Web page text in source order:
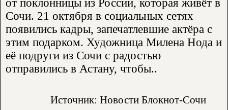
от поклонницы из России, которая живёт в
Сочи. 21 октября в социальных сетях
появились кадры, запечатлевшие актёра с
этим подарком. Художница Милена Нода и
её подруги из Сочи с радостью
отправились в Астану, чтобы..
Источник: Новости Блокнот-Сочи